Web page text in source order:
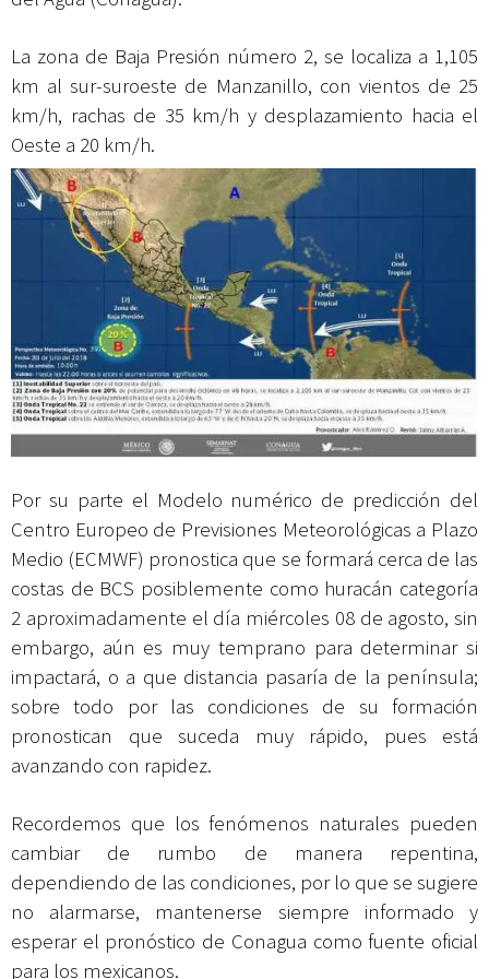
La zona de Baja Presión número 2, se localiza a 1,105
km al sur-suroeste de Manzanillo, con vientos de 25
km/h, rachas de 35 km/h y desplazamiento hacia el
Oeste a 20 km/h.
Por su parte el Modelo numérico de predicción del
Centro Europeo de Previsiones Meteorológicas a Plazo
Medio (ECMWF) pronostica que se formará cerca de las
costas de BCS posiblemente como huracán categoría
2 aproximadamente el día miércoles 08 de agosto, sin
embargo, aún es muy temprano para determinar si
impactará, o a que distancia pasaría de la península;
sobre todo por las condiciones de su formación
pronostican que suceda muy rápido, pues está
avanzando con rapidez.
Recordemos que los fenómenos naturales pueden
cambiar de rumbo de manera repentina,
dependiendo de las condiciones, por lo que se sugiere
no alarmarse, mantenerse siempre informado y
esperar el pronóstico de Conagua como fuente oficial
para los mexicanos.